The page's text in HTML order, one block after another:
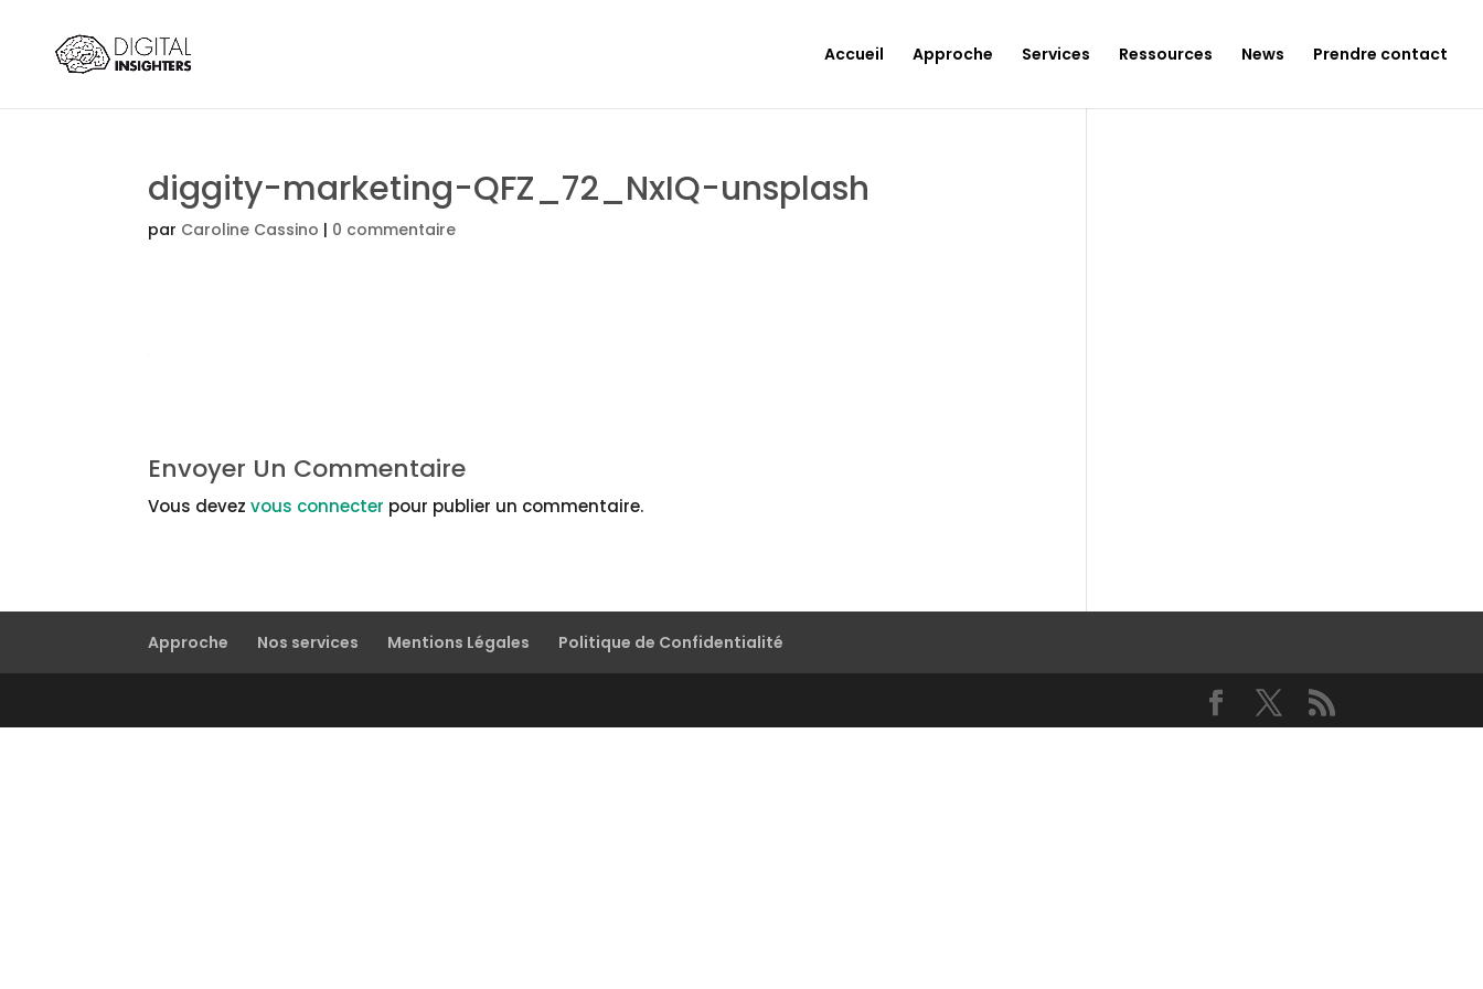
Accueil Approche Services Ressources News Prendre contact
diggity-marketing-QFZ_72_NxIQ-unsplash
par Caroline Cassino | 0 commentaire
Envoyer Un Commentaire
Vous devezvous connecter pour publier un commentaire.
Approche Nos services Mentions Légales Politique de Confidentialité